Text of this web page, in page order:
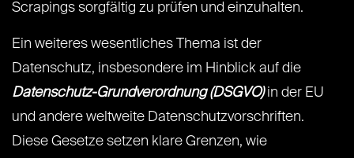
Scrapings sorgfältig zu prüfen und einzuhalten.
Ein weiteres wesentliches Thema ist der
Datenschutz, insbesondere im Hinblick auf die
Datenschutz-Grundverordnung (DSGVO)in der EU
und andere weltweite Datenschutzvorschriften.
Diese Gesetze setzen klare Grenzen, wie